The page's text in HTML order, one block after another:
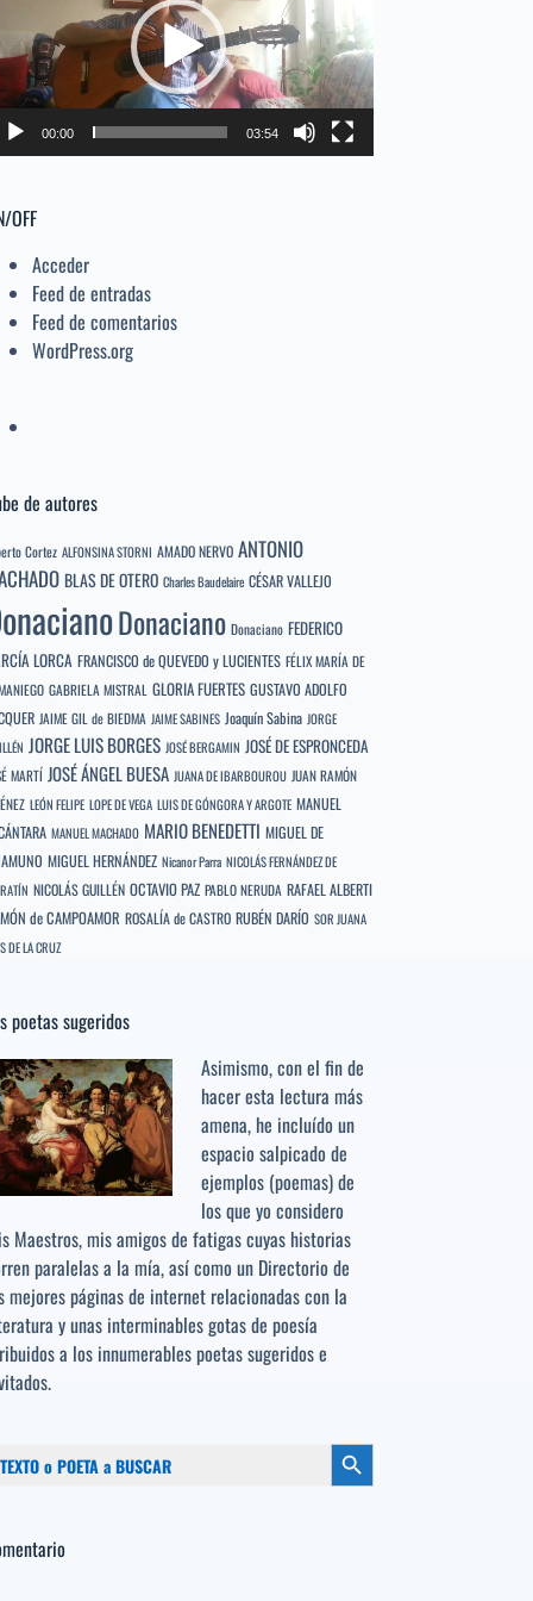
volumen.
00:00 03:54
OFF
Acceder
Feed de entradas
Feed de comentarios
WordPress.org
de autores
Cortez ALFONSINA STORNI AMADO NERVO ANTONIO
BLAS DE OTERO Charles Baudelaire CÉSAR VALLEJO
Donaciano Donaciano FEDERICO
LORCA FRANCISCO de QUEVEDO y LUCIENTES FÉLIX MARÍA DE
GABRIELA MISTRAL GLORIA FUERTES GUSTAVO ADOLFO
JAIME GIL de BIEDMA JAIME SABINES Joaquín Sabina JORGE
JORGE LUIS BORGES JOSÉ BERGAMIN JOSÉ DE ESPRONCEDA
MARTÍ JOSÉ ÁNGEL BUESA JUANA DE IBARBOUROU JUAN RAMÓN
LEÓN FELIPE LOPE DE VEGA LUIS DE GÓNGORA Y ARGOTE MANUEL
MANUEL MACHADO MARIO BENEDETTI MIGUEL DE
MIGUEL HERNÁNDEZ Nicanor Parra NICOLÁS FERNÁNDEZ DE
NICOLÁS GUILLÉN OCTAVIO PAZ PABLO NERUDA RAFAEL ALBERTI
de CAMPOAMOR ROSALÍA de CASTRO RUBÉN DARÍO SOR JUANA
DE LA CRUZ
poetas sugeridos
Asimismo, con el fin de
hacer esta lectura más
amena, he incluído un
espacio salpicado de
ejemplos (poemas) de
los que yo considero
Maestros, mis amigos de fatigas cuyas historias
paralelas a la mía, así como un Directorio de
mejores páginas de internet relacionadas con la
y unas interminables gotas de poesía
a los innumerables poetas sugeridose
Botón de búsqueda